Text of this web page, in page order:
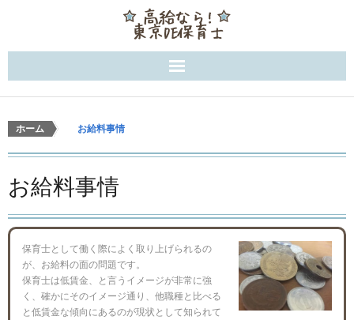
働き方
お給料事情
地域ごとの保育
ホーム > お給料事情
お給料事情
保育士として働く際によく取り上げられるの
が、お給料の面の問題です。
保育士は低賃金、と言うイメージが非常に強
く、確かにそのイメージ通り、他職種と比べる
と低賃金な傾向にあるのが現状として知られて